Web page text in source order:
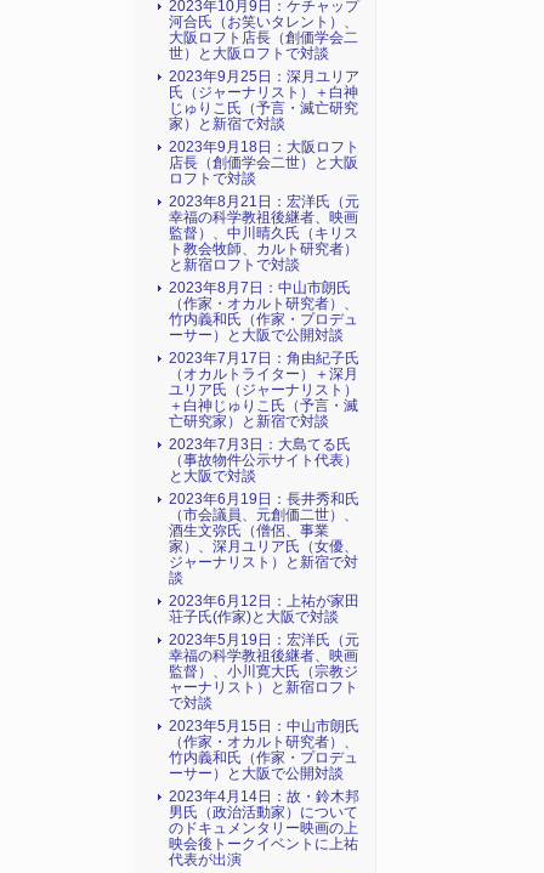
2023年10月9日：ケチャップ
河合氏（お笑いタレント）、
大阪ロフト店長（創価学会二
世）と大阪ロフトで対談
2023年9月25日：深月ユリア
氏（ジャーナリスト）＋白神
じゅりこ氏（予言・滅亡研究
家）と新宿で対談
2023年9月18日：大阪ロフト
店長（創価学会二世）と大阪
ロフトで対談
2023年8月21日：宏洋氏（元
幸福の科学教祖後継者、映画
監督）、中川晴久氏（キリス
ト教会牧師、カルト研究者）
と新宿ロフトで対談
2023年8月7日：中山市朗氏
（作家・オカルト研究者）、
竹内義和氏（作家・プロデュ
ーサー）と大阪で公開対談
2023年7月17日：角由紀子氏
（オカルトライター）＋深月
ユリア氏（ジャーナリスト）
＋白神じゅりこ氏（予言・滅
亡研究家）と新宿で対談
2023年7月3日：大島てる氏
（事故物件公示サイト代表）
と大阪で対談
2023年6月19日：長井秀和氏
（市会議員、元創価二世）、
酒生文弥氏（僧侶、事業
家）、深月ユリア氏（女優、
ジャーナリスト）と新宿で対
談
2023年6月12日：上祐が家田
荘子氏(作家)と大阪で対談
2023年5月19日：宏洋氏（元
幸福の科学教祖後継者、映画
監督）、小川寛大氏（宗教ジ
ャーナリスト）と新宿ロフト
で対談
2023年5月15日：中山市朗氏
（作家・オカルト研究者）、
竹内義和氏（作家・プロデュ
ーサー）と大阪で公開対談
2023年4月14日：故・鈴木邦
男氏（政治活動家）について
のドキュメンタリー映画の上
映会後トークイベントに上祐
代表が出演